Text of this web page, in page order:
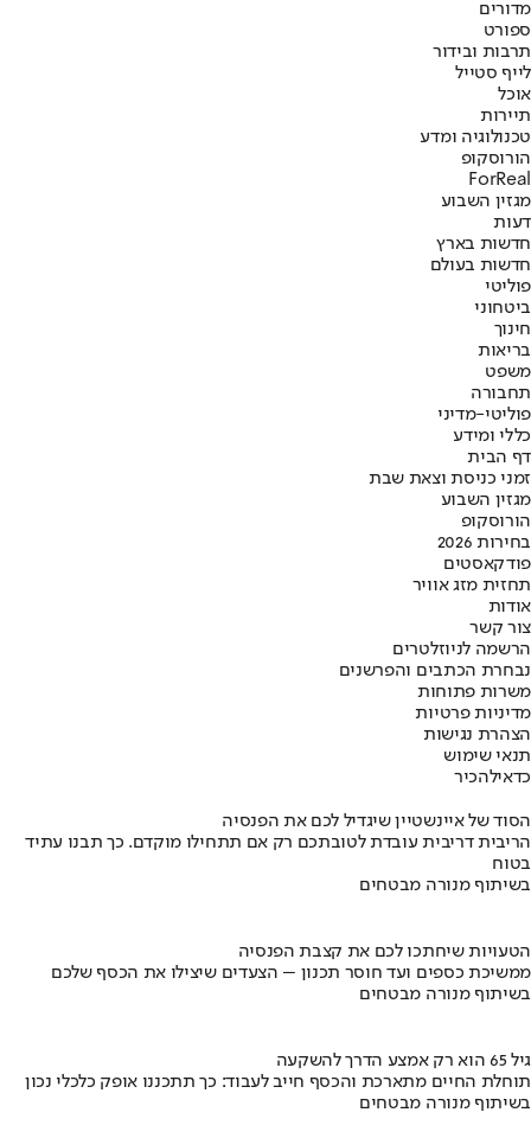
מדורים
ספורט
תרבות ובידור
לייף סטייל
אוכל
תיירות
טכנולוגיה ומדע
הורוסקופ
ForReal
מגזין השבוע
דעות
חדשות בארץ
חדשות בעולם
פוליטי
ביטחוני
חינוך
בריאות
משפט
תחבורה
פוליטי-מדיני
כללי ומידע
דף הבית
זמני כניסת וצאת שבת
מגזין השבוע
הורוסקופ
בחירות 2026
פודקאסטים
תחזית מזג אוויר
אודות
צור קשר
הרשמה לניוזלטרים
נבחרת הכתבים והפרשנים
משרות פתוחות
מדיניות פרטיות
הצהרת נגישות
תנאי שימוש
כדאילהכיר
הסוד של איינשטיין שיגדיל לכם את הפנסיה
הריבית דריבית עובדת לטובתכם רק אם תתחילו מוקדם. כך תבנו עתיד
בטוח
בשיתוף מנורה מבטחים
הטעויות שיחתכו לכם את קצבת הפנסיה
ממשיכת כספים ועד חוסר תכנון – הצעדים שיצילו את הכסף שלכם
בשיתוף מנורה מבטחים
גיל 65 הוא רק אמצע הדרך להשקעה
תוחלת החיים מתארכת והכסף חייב לעבוד: כך תתכננו אופק כלכלי נכון
בשיתוף מנורה מבטחים